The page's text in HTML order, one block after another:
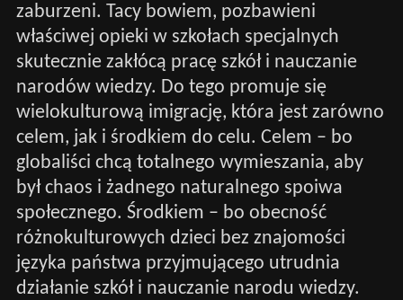
zaburzeni. Tacy bowiem, pozbawieni
właściwej opieki w szkołach specjalnych
skutecznie zakłócą pracę szkół i nauczanie
narodów wiedzy. Do tego promuje się
wielokulturową imigrację, która jest zarówno
celem, jak i środkiem do celu. Celem – bo
globaliści chcą totalnego wymieszania, aby
był chaos i żadnego naturalnego spoiwa
społecznego. Środkiem – bo obecność
różnokulturowych dzieci bez znajomości
języka państwa przyjmującego utrudnia
działanie szkół i nauczanie narodu wiedzy.